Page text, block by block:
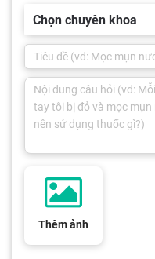
Chọn chuyên khoa
Thêm ảnh